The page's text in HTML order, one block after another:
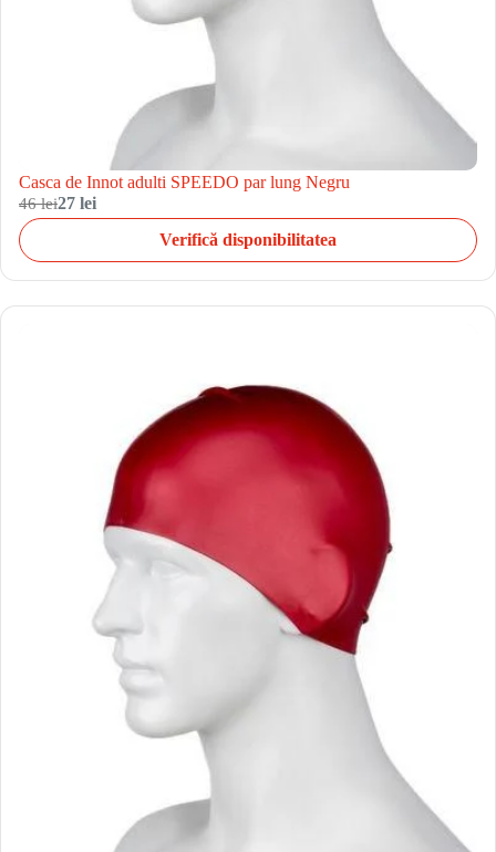
Casca de Innot adulti SPEEDO par lung Negru
46 lei27 lei
Verifică disponibilitatea